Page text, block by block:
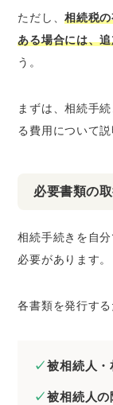
ただし、相続税
ある場合には、
う。
まずは、相続手
る費用について説
必要書類の
相続手続きを自
必要があります。
各書類を発行す
被相続人・
被相続人の